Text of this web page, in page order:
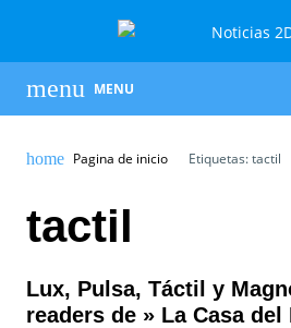
MENU
Pagina de inicio Etiquetas: tactil
tactil
Lux, Pulsa, Táctil y
readers de » La Casa del